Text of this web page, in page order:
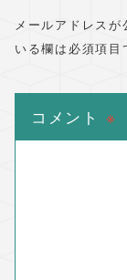
メールアドレスが
いる欄は必須項目
コメント ※